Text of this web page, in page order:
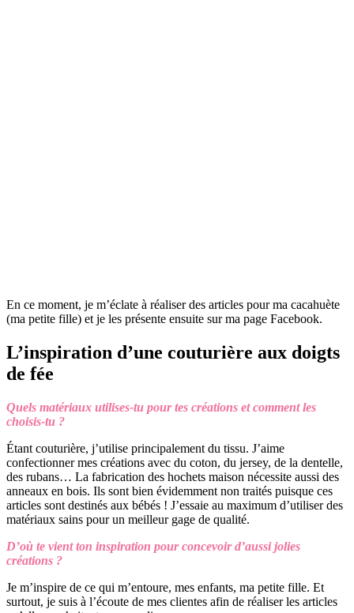
En ce moment, je m’éclate à réaliser des articles pour ma cacahuète
(ma petite fille) et je les présente ensuite sur ma page Facebook.
L’inspiration d’une couturière aux doigts
de fée
Quels matériaux utilises-tu pour tes créations et comment les
choisis-tu ?
Étant couturière, j’utilise principalement du tissu. J’aime
confectionner mes créations avec du coton, du jersey, de la dentelle,
des rubans… La fabrication des hochets maison nécessite aussi des
anneaux en bois. Ils sont bien évidemment non traités puisque ces
articles sont destinés aux bébés ! J’essaie au maximum d’utiliser des
matériaux sains pour un meilleur gage de qualité.
D’où te vient ton inspiration pour concevoir d’aussi jolies
créations ?
Je m’inspire de ce qui m’entoure, mes enfants, ma petite fille. Et
surtout, je suis à l’écoute de mes clientes afin de réaliser les articles